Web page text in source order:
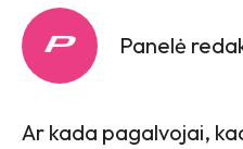
Panelė
Ar kada pagalvojai,